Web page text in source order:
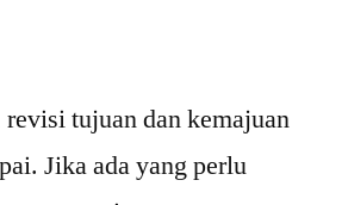
revisi tujuan dan kemajuan
Jika ada yang perlu